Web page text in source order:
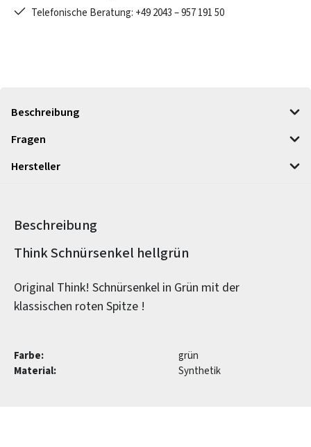
Telefonische Beratung: +49 2043 – 957 191 50
Beschreibung
Fragen
Hersteller
Beschreibung
Produktinformationen
Think Schnürsenkel hellgrün
Original Think! Schnürsenkel in Grün mit der
klassischen roten Spitze !
Farbe:
grün
Material:
Synthetik